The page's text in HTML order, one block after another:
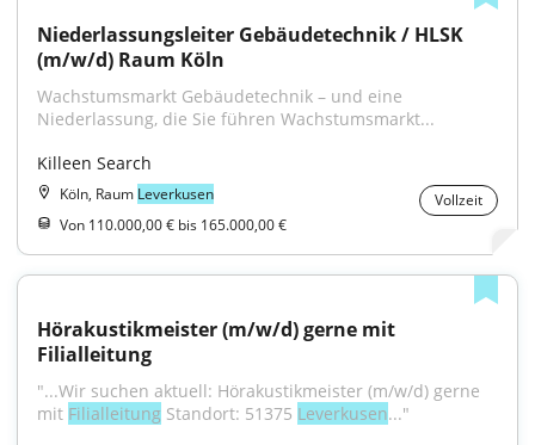
Niederlassungsleiter Gebäudetechnik / HLSK
(m/w/d) Raum Köln
Wachstumsmarkt Gebäudetechnik – und eine
Niederlassung, die Sie führen Wachstumsmarkt...
Killeen Search
Köln, Raum Leverkusen
Vollzeit
Von 110.000,00 € bis 165.000,00 €
Hörakustikmeister (m/w/d) gerne mit
Filialleitung
"...Wir suchen aktuell: Hörakustikmeister (m/w/d) gerne
mit Filialleitung Standort: 51375 Leverkusen..."